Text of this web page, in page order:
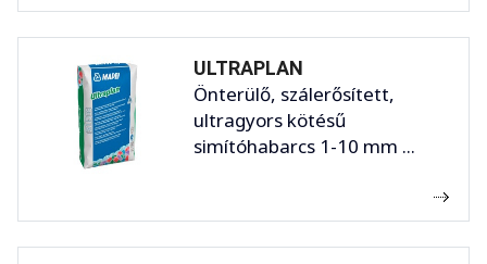
ULTRAPLAN
Önterülő, szálerősített,
ultragyors kötésű
simítóhabarcs 1-10 mm ...